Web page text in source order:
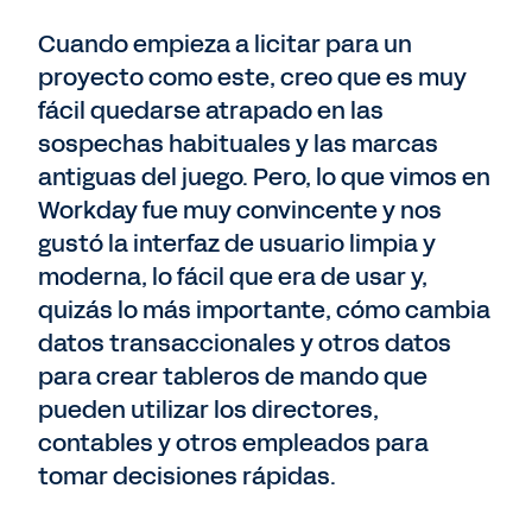
Cuando empieza a licitar para un
proyecto como este, creo que es muy
fácil quedarse atrapado en las
sospechas habituales y las marcas
antiguas del juego. Pero, lo que vimos en
Workday fue muy convincente y nos
gustó la interfaz de usuario limpia y
moderna, lo fácil que era de usar y,
quizás lo más importante, cómo cambia
datos transaccionales y otros datos
para crear tableros de mando que
pueden utilizar los directores,
contables y otros empleados para
tomar decisiones rápidas.